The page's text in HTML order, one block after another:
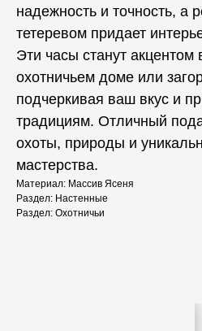
надежность и точность, а
тетеревом придает
Эти часы станут акцентом
охотничьем доме или
подчеркивая ваш вкус и
традициям. Отличный
охоты, природы и
мастерства.
Материал: Массив Ясеня
Раздел: Настенные
Раздел: Охотничьи